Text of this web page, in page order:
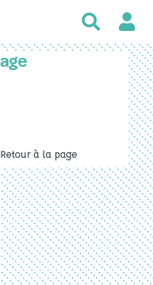
c
e
r
Retour à la page